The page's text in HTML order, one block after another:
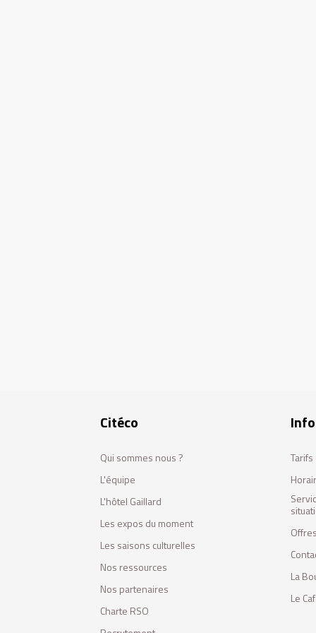
Citéco
Qui sommes nous ?
L'équipe
L'hôtel Gaillard
Les expos du moment
Les saisons culturelles
Nos ressources
Nos partenaires
Charte RSO
La
Le